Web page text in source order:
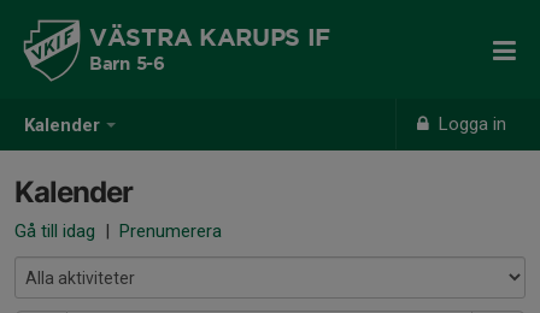
Kalender Logga in
VÄSTRA KARUPS IF
Barn 5-6
Kalender
Gå till idag | Prenumerera